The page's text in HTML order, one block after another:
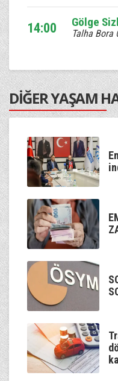
14:00 Gölge
Talha Bora
17:00 Venhar
20:00 Kum Saati
Murat Çetin
22:00 Kaan
00:00 Gölge
Talha Bora
DİĞER YAŞAM